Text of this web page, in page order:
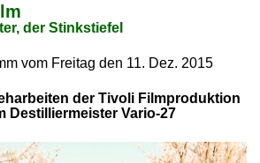
der Stinkstiefel
vom Freitag den 11. Dez. 2015
der Tivoli Filmproduktion
Destilliermeister Vario-27